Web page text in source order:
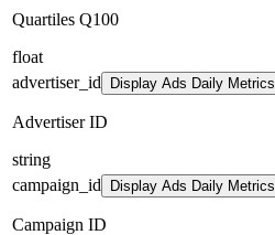
Quartiles Q100
float
advertiser_id
Display Ads Daily Metrics
Advertiser ID
string
campaign_id
Display Ads Daily Metrics
Campaign ID